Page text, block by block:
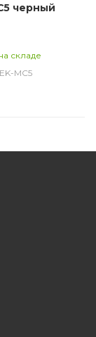
черный
складе
MC5